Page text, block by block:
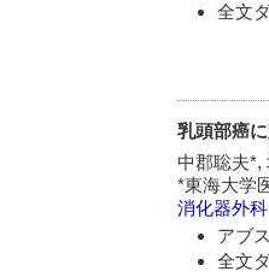
全文
乳頭部癌
中郡聡夫*,
*東海大学
消化器外科
アブ
全文